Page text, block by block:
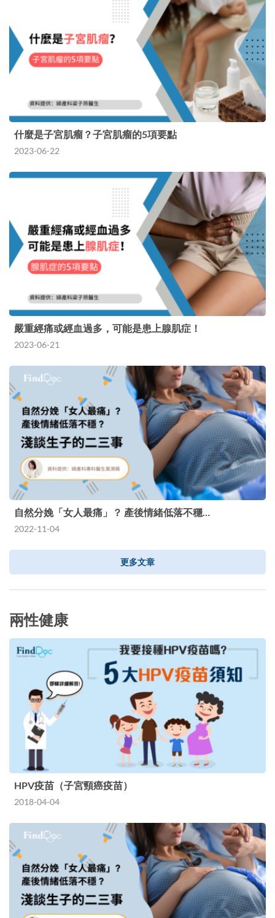
什麼是子宮肌瘤？子宮肌瘤的5項要點
2023-06-22
嚴重經痛或經血過多，可能是患上腺肌症！
2023-06-21
自然分娩「女人最痛」？ 產後情緒低落不穩…
2022-11-04
更多文章
兩性健康
HPV疫苗（子宮頸癌疫苗）
2018-04-04